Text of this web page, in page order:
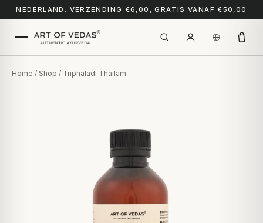
NEDERLAND: VERZENDING €6,00, GRATIS VANAF €50,00
Home / Shop / Triphaladi Thailam